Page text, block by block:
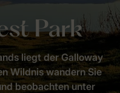
Park
liegt der Galloway
Wildnis wandern Sie
beobachten unter